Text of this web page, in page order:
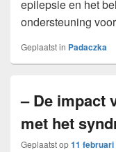
epilepsie en het
ondersteuning
Geplaatst in Padaczka
– De impact
met het
Geplaatst op11 februari